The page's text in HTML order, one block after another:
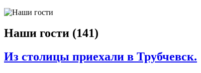
Наши гости (141)
Из столицы приехали в Трубчевск.